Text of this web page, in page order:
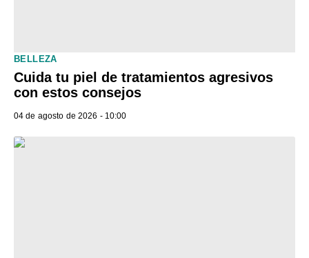
BELLEZA
Cuida tu piel de tratamientos agresivos
con estos consejos
04 de agosto de 2026 - 10:00